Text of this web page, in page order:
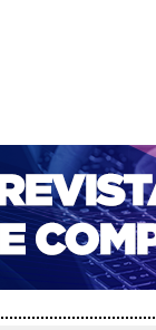
CADASTRO
DA UNIFACS